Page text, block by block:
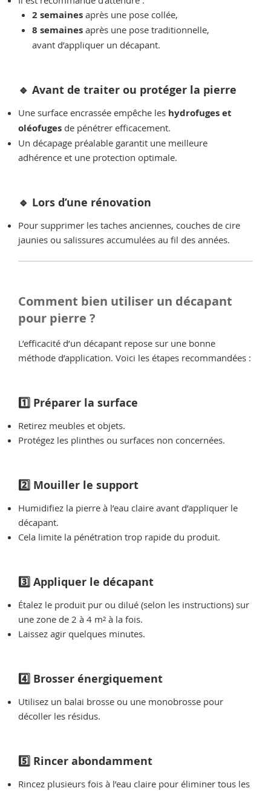
2 semainesaprès une pose collée,
8 semainesaprès une pose traditionnelle,
avant d’appliquer un décapant.
🔹 Avant de traiter ou protéger la pierre
Une surface encrassée empêche les hydrofuges et
oléofuges de pénétrer efficacement.
Un décapage préalable garantit une meilleure
adhérence et une protection optimale.
🔹 Lors d’une rénovation
Pour supprimer les taches anciennes, couches de cire
jaunies ou salissures accumulées au fil des années.
Comment bien utiliser un décapant
pour pierre ?
L’efficacité d’un décapant repose sur une bonne
méthode d’application. Voici les étapes recommandées :
1️⃣ Préparer la surface
Retirez meubles et objets.
Protégez les plinthes ou surfaces non concernées.
2️⃣ Mouiller le support
Humidifiez la pierre à l’eau claire avant d’appliquer le
décapant.
Cela limite la pénétration trop rapide du produit.
3️⃣ Appliquer le décapant
Étalez le produit pur ou dilué (selon les instructions) sur
une zone de 2 à 4 m² à la fois.
Laissez agir quelques minutes.
4️⃣ Brosser énergiquement
Utilisez un balai brosse ou une monobrosse pour
décoller les résidus.
5️⃣ Rincer abondamment
Rincez plusieurs fois à l’eau claire pour éliminer tous les